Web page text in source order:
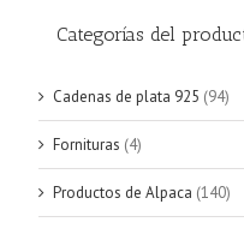
Categorías del
Cadenas de plata 925 (94)
Fornituras (4)
Productos de Alpaca (140)